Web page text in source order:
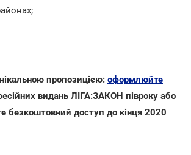
пропозицією: оформлюйте
видань ЛІГА:ЗАКОН півроку або
безкоштовний доступ до кінця 2020